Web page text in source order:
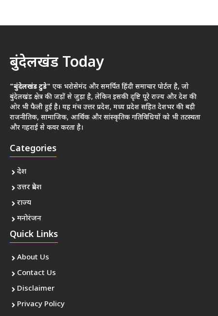
बुंदेलखंड Today
"बुंदेलखंड टुडे" एक भरोसेमंद और समर्पित हिंदी समाचार पोर्टल है, जो
बुंदेलखंड क्षेत्र की जड़ों से जुड़ा है, लेकिन इसकी दृष्टि पूरे राज्य और देश की
ओर भी फैली हुई है। यह मंच उत्तर प्रदेश, मध्य प्रदेश सहित देशभर की बड़ी
राजनीतिक, सामाजिक, आर्थिक और सांस्कृतिक गतिविधियों को भी तटस्थता
और गहराई से कवर करता है।
Categories
देश
उत्तर प्रदेश
राज्य
मनोरंजन
Quick Links
About Us
Contact Us
Disclaimer
Privacy Policy